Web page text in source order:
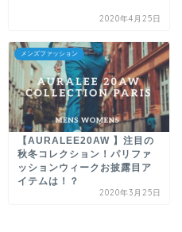
2020年4月25日
メンズファッション
【AURALEE20AW 】注目の
秋冬コレクション！パリファ
ッションウィークお披露目ア
イテムは！？
2020年3月25日